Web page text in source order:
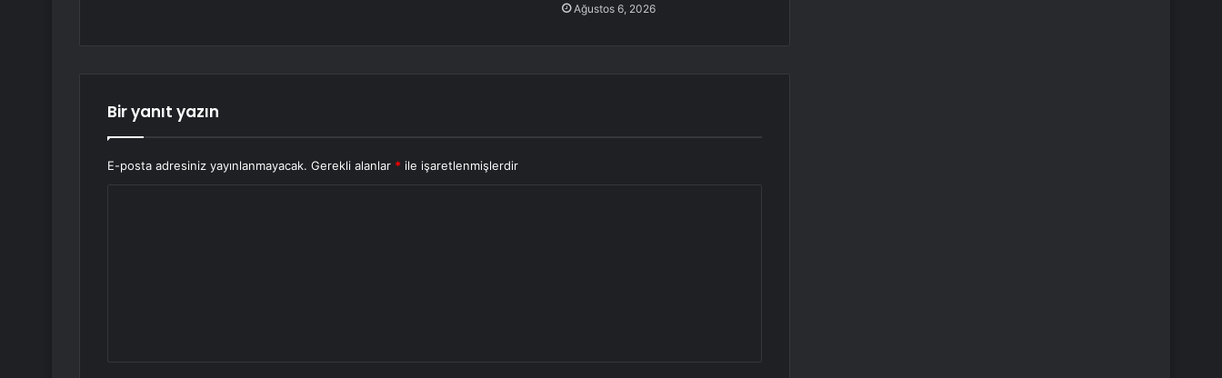
Ağustos 6, 2026
Bir yanıt yazın
E-posta adresiniz yayınlanmayacak. Gerekli alanlar * ile işaretlenmişlerdir